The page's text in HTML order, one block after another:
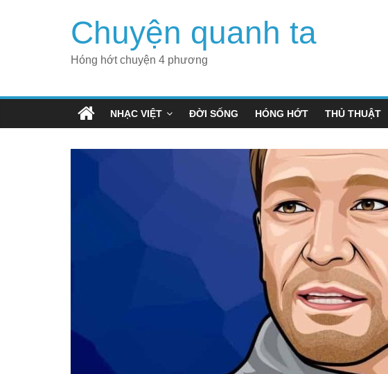
Chuyện quanh ta
Hóng hớt chuyện 4 phương
NHẠC VIỆT ĐỜI SỐNG HÓNG HỚT THỦ THUẬT